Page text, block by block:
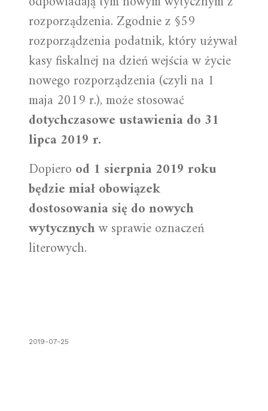
rozporządzenia. Zgodnie z §59
rozporządzenia podatnik, który używał
kasy fiskalnej na dzień wejścia w życie
nowego rozporządzenia (czyli na 1
maja 2019 r.), może stosować
dotychczasowe ustawienia do 31
lipca 2019 r.
Dopiero od 1 sierpnia 2019 roku
będzie miał obowiązek
dostosowania się do nowych
wytycznychw sprawie oznaczeń
literowych.
2019-07-25